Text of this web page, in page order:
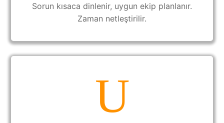
Sorun kısaca dinlenir, uygun ekip planlanır.
Zaman netleştirilir.
U